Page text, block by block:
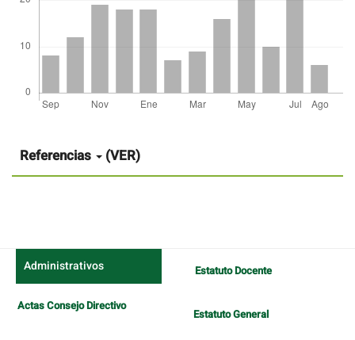
artículo
Referencias (VER)
Administrativos
Actas Consejo Directivo
Estatuto Docente
Estatuto General